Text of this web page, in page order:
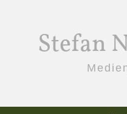
Stefan